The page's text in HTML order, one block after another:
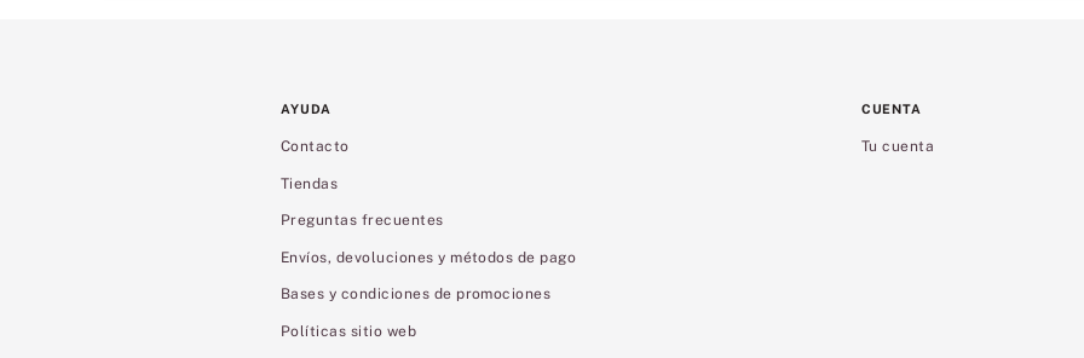
AYUDA
Contacto
Tiendas
Preguntas frecuentes
Envíos, devoluciones y métodos de pago
Bases y condiciones de promociones
Políticas sitio web
CUENTA
Tu cuenta